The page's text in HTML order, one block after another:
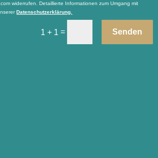
widerrufen. Detaillierte Informationen zum Umgang mit
Datenschutzerklärung.
1 + 1 = Senden